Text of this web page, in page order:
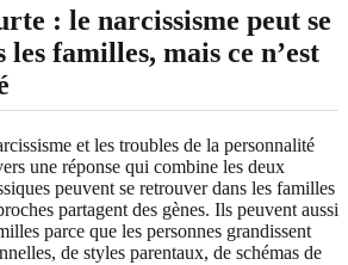
: le narcissisme peut se
familles, mais ce n’est
et les troubles de la personnalité
une réponse qui combine les deux
peuvent se retrouver dans les familles
partagent des gènes. Ils peuvent aussi
parce que les personnes grandissent
de styles parentaux, de schémas de